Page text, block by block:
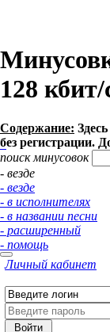
128
Содержание:
без регистрации.
поиск минусовок
- везде
- везде
- в исполнителях
- в названии песни
- расширенный
- помощь
Личный кабинет